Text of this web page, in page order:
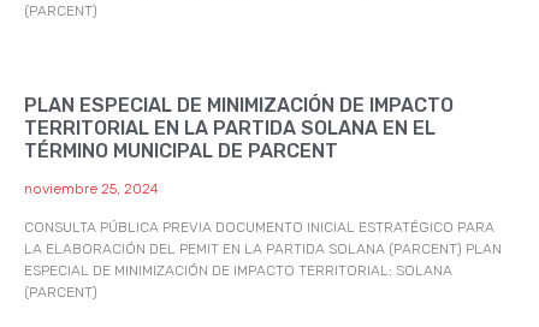
(PARCENT)
PLAN ESPECIAL DE MINIMIZACIÓN DE IMPACTO
TERRITORIAL EN LA PARTIDA SOLANA EN EL
TÉRMINO MUNICIPAL DE PARCENT
noviembre 25, 2024
CONSULTA PÚBLICA PREVIA DOCUMENTO INICIAL ESTRATÉGICO PARA
LA ELABORACIÓN DEL PEMIT EN LA PARTIDA SOLANA (PARCENT) PLAN
ESPECIAL DE MINIMIZACIÓN DE IMPACTO TERRITORIAL: SOLANA
(PARCENT)